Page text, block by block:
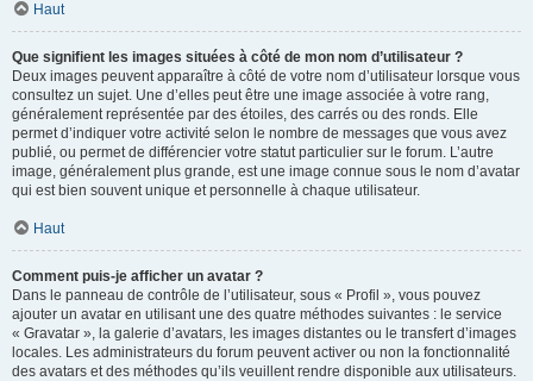
Haut
Que signifient les images situées à côté de mon nom d’utilisateur ?
Deux images peuvent apparaître à côté de votre nom d’utilisateur lorsque vous
consultez un sujet. Une d’elles peut être une image associée à votre rang,
généralement représentée par des étoiles, des carrés ou des ronds. Elle
permet d’indiquer votre activité selon le nombre de messages que vous avez
publié, ou permet de différencier votre statut particulier sur le forum. L’autre
image, généralement plus grande, est une image connue sous le nom d’avatar
qui est bien souvent unique et personnelle à chaque utilisateur.
Haut
Comment puis-je afficher un avatar ?
Dans le panneau de contrôle de l’utilisateur, sous « Profil », vous pouvez
ajouter un avatar en utilisant une des quatre méthodes suivantes : le service
« Gravatar », la galerie d’avatars, les images distantes ou le transfert d’images
locales. Les administrateurs du forum peuvent activer ou non la fonctionnalité
des avatars et des méthodes qu’ils veuillent rendre disponible aux utilisateurs.